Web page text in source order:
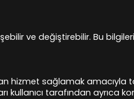
ve değiştirebilir. Bu
sağlamak amacıyla
kullanıcı tarafından